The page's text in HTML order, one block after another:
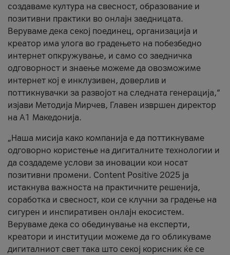
создаваме култура на свесност, образование и
позитивни практики во онлајн заедницата.
Веруваме дека секој поединец, организација и
креатор има улога во градењето на побезбедно
интернет опкружување, и само со заедничка
одговорност и знаење можеме да овозможиме
интернет кој е инклузивен, доверлив и
поттикнувачки за развојот на следната генерација,“
изјави Методија Мирчев, Главен извршен директор
на А1 Македонија.
„Наша мисија како компанија е да поттикнуваме
одговорно користење на дигиталните технологии и
да создадеме услови за иновации кои носат
позитивни промени. Content Positive 2025 ја
истакнува важноста на практичните решенија,
соработка и свесност, кои се клучни за градење на
сигурен и инспиративен онлајн екосистем.
Веруваме дека со обединување на експерти,
креатори и институции можеме да го обликуваме
дигиталниот свет така што секој корисник ќе се